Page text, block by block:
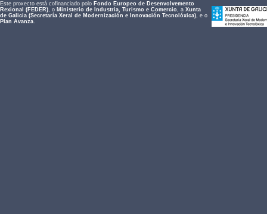
Este proxecto está cofinanciado polo Fondo Europeo de Desenvolvemento
Rexional (FEDER), o Ministerio de Industria, Turismo e Comercio, a Xunta
de Galicia (Secretaría Xeral de Modernización e Innovación Tecnolóxica), e o
Plan Avanza.